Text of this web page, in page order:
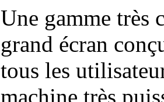
Une gamme très
grand écran
tous les
machine très